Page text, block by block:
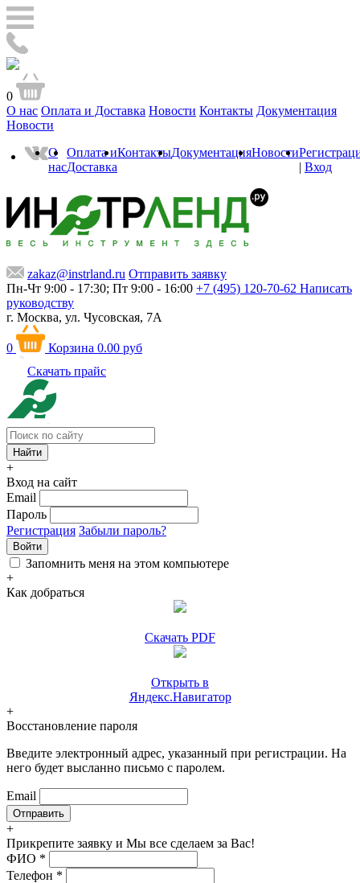
0
О нас Оплата и Доставка Новости Контакты Документация
Новости
О
нас
Оплата и
Доставка
КонтактыДокументацияНовости
| Вход
zakaz@instrland.ru Отправить заявку
Пн-Чт 9:00 - 17:30; Пт 9:00 - 16:00 +7 (495) 120-70-62 Написать
руководству
г. Москва, ул. Чусовская, 7А
0 Корзина 0.00 руб
Скачать прайс
+
Вход на сайт
Email
Пароль
Регистрация Забыли пароль?
Войти
Запомнить меня на этом компьютере
+
Как добраться
Скачать PDF
Открыть в
Яндекс.Навигатор
+
Восстановление пароля
Введите электронный адрес, указанный при регистрации. На
него будет высланно письмо с паролем.
Email
+
Прикрепите заявку и Мы все сделаем за Вас!
ФИО *
Телефон *